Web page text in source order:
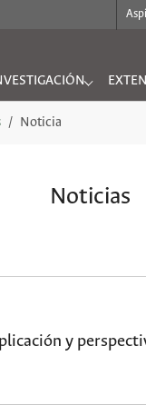
for
Noticia
Noticias
y